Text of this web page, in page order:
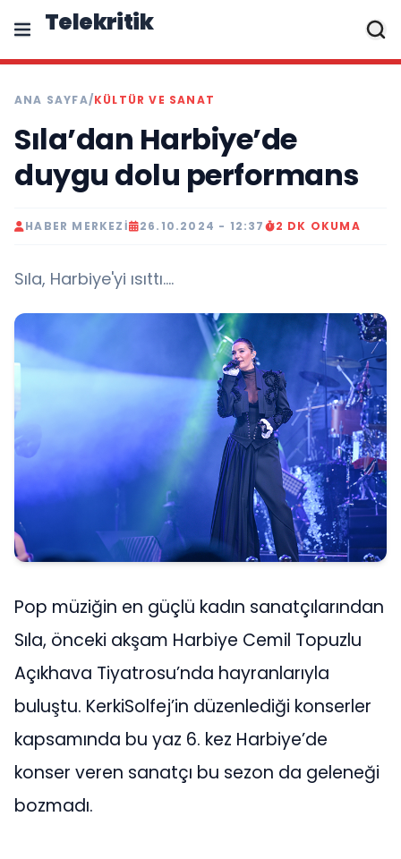
Telekritik
ANA SAYFA/KÜLTÜR VE SANAT
Sıla’dan Harbiye’de
duygu dolu performans
HABER MERKEZI 26.10.2024 - 12:37 2 DK OKUMA
Sıla, Harbiye'yi ısıttı....
Pop müziğin en güçlü kadın sanatçılarından
Sıla, önceki akşam Harbiye Cemil Topuzlu
Açıkhava Tiyatrosu’nda hayranlarıyla
buluştu. KerkiSolfej’in düzenlediği konserler
kapsamında bu yaz 6. kez Harbiye’de
konser veren sanatçı bu sezon da geleneği
bozmadı.